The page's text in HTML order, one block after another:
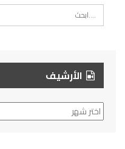
الأرشيف
الأرشيف